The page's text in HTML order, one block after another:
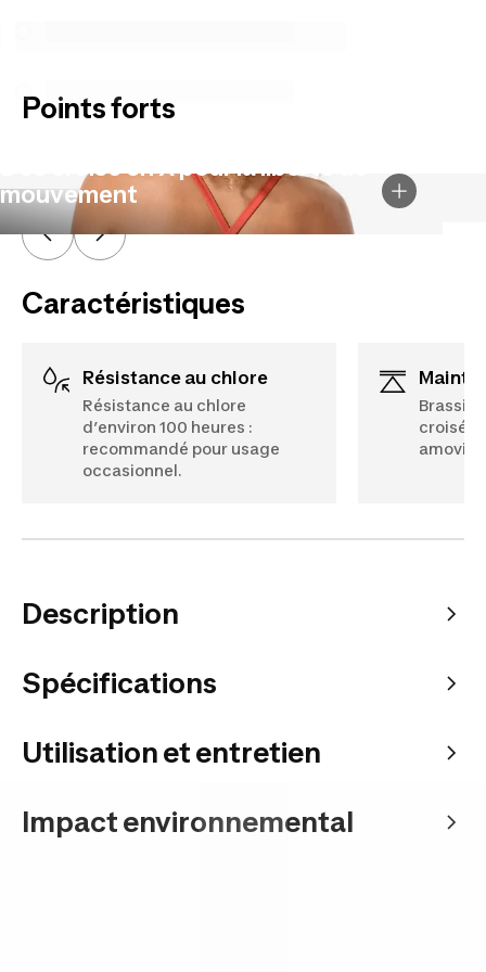
Points forts
Dos croisé en X pour la liberté de
mouvement
Caractéristiques
Résistance au chlore
Résistance au chlore
d’environ 100 heures :
recommandé pour usage
occasionnel.
Description
Spécifications
Utilisation et entretien
Impact environnemental